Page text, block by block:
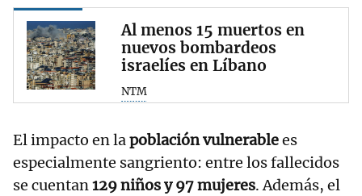
Al menos 15 muertos en
nuevos bombardeos
israelíes en Líbano
NTM
El impacto en lapoblación vulnerablees
especialmente sangriento: entre los fallecidos
se cuentan129 niños y 97 mujeres. Además, el